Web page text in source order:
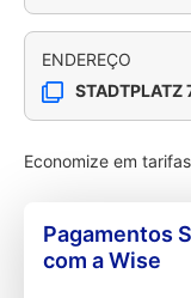
ENDEREÇO
STADTPLATZ
Economize em
Pagamentos
com a Wise